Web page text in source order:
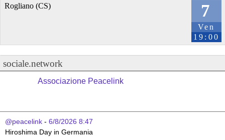
7
Ven
19:00
Rogliano (CS)
sociale.network
Associazione Peacelink
@peacelink - 6/8/2026 8:47
Hiroshima Day in Germania